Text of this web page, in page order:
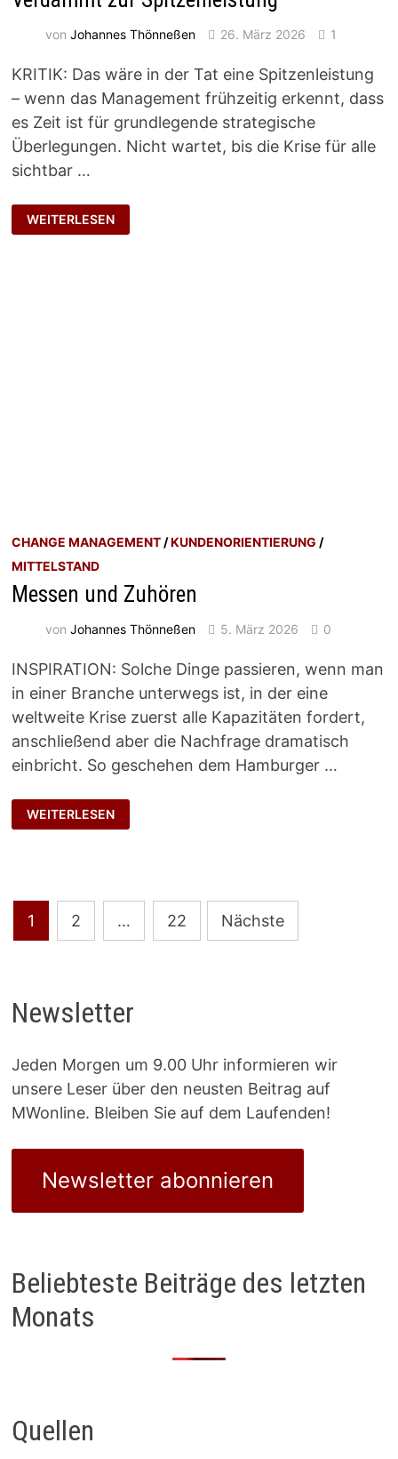
vonJohannes Thönneßen 26. März 2026 1
KRITIK: Das wäre in der Tat eine Spitzenleistung
– wenn das Management frühzeitig erkennt, dass
es Zeit ist für grundlegende strategische
Überlegungen. Nicht wartet, bis die Krise für alle
sichtbar …
VERDAMMT
ZUR
SPITZENLEISTUNG
WEITERLESEN
CHANGE MANAGEMENT /KUNDENORIENTIERUNG /
MITTELSTAND
Messen und Zuhören
vonJohannes Thönneßen 5. März 2026 0
INSPIRATION: Solche Dinge passieren, wenn man
in einer Branche unterwegs ist, in der eine
weltweite Krise zuerst alle Kapazitäten fordert,
anschließend aber die Nachfrage dramatisch
einbricht. So geschehen dem Hamburger …
MESSEN
UND
ZUHÖREN
WEITERLESEN
Seitennummerierung
der
1 2 … 22 Nächste
Newsletter
Jeden Morgen um 9.00 Uhr informieren wir
unsere Leser über den neusten Beitrag auf
MWonline. Bleiben Sie auf dem Laufenden!
Newsletter abonnieren
Beliebteste Beiträge des letzten
Monats
Quellen